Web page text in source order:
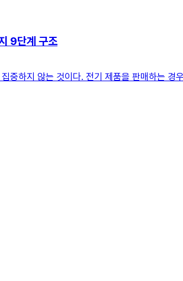
9단계 구조
중하지 않는 것이다. 전기 제품을 판매하는